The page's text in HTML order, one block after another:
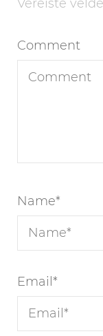
Vereiste
Comment
Name*
Email *